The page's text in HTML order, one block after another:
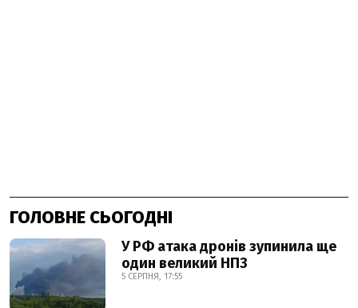
ГОЛОВНЕ СЬОГОДНІ
У РФ атака дронів зупинила ще
один великий НПЗ
5 СЕРПНЯ, 17:55